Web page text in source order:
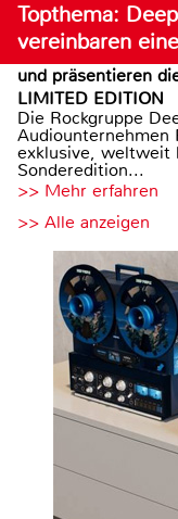
Topthema:
vereinbaren
und präsentieren
LIMITED EDITION
Die Rockgruppe
Audiounternehmen
exklusive, weltweit
Sonderedition...
>> Mehr erfahren
>> Alle anzeigen